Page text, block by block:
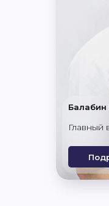
Балабин
Главный